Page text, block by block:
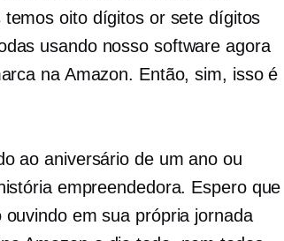
temosoito dígitosor sete dígitos
usando nosso software agora
na Amazon. Então, sim, isso é
ao aniversário de um ano ou
empreendedora. Espero que
em sua própria jornada